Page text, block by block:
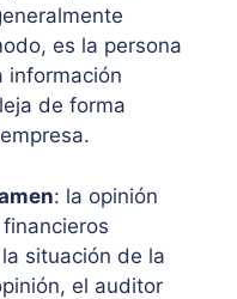
es la persona
información
de forma
: la opinión
situación de la
el auditor